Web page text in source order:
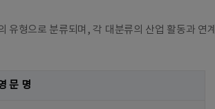
유형으로 분류되며, 각 대분류의 산업 활동과 연
문 명